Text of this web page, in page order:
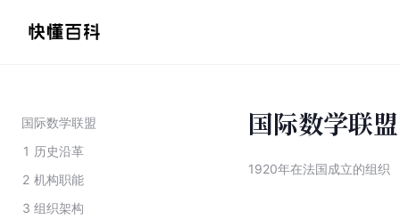
国际数学联盟
1 历史沿革
2 机构职能
3 组织架构
国际数学联盟
1920年在法国成立的组织